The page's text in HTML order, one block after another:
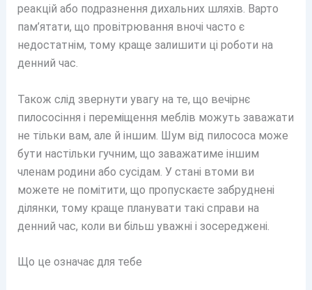
реакцій або подразнення дихальних шляхів. Варто
пам’ятати, що провітрювання вночі часто є
недостатнім, тому краще залишити ці роботи на
денний час.
Також слід звернути увагу на те, що вечірнє
пилососіння і переміщення меблів можуть заважати
не тільки вам, але й іншим. Шум від пилососа може
бути настільки гучним, що заважатиме іншим
членам родини або сусідам. У стані втоми ви
можете не помітити, що пропускаєте забруднені
ділянки, тому краще планувати такі справи на
денний час, коли ви більш уважні і зосереджені.
Що це означає для тебе